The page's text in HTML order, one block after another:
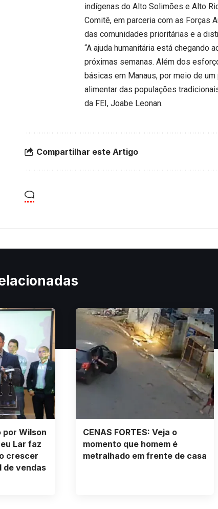
indígenas do Alto Solimões e Alto
Comitê, em parceria com as Forças
das comunidades prioritárias e a
“A ajuda humanitária está
próximas semanas. Além dos
básicas em Manaus, por meio de
alimentar das populações
da FEI, Joabe Leonan.
Compartilhar este Artigo
por Wilson
Lar faz
crescer
de vendas
CENAS FORTES: Veja o
momento que homem é
metralhado em frente de casa